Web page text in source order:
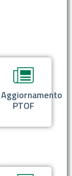
Aggiornamento
PTOF